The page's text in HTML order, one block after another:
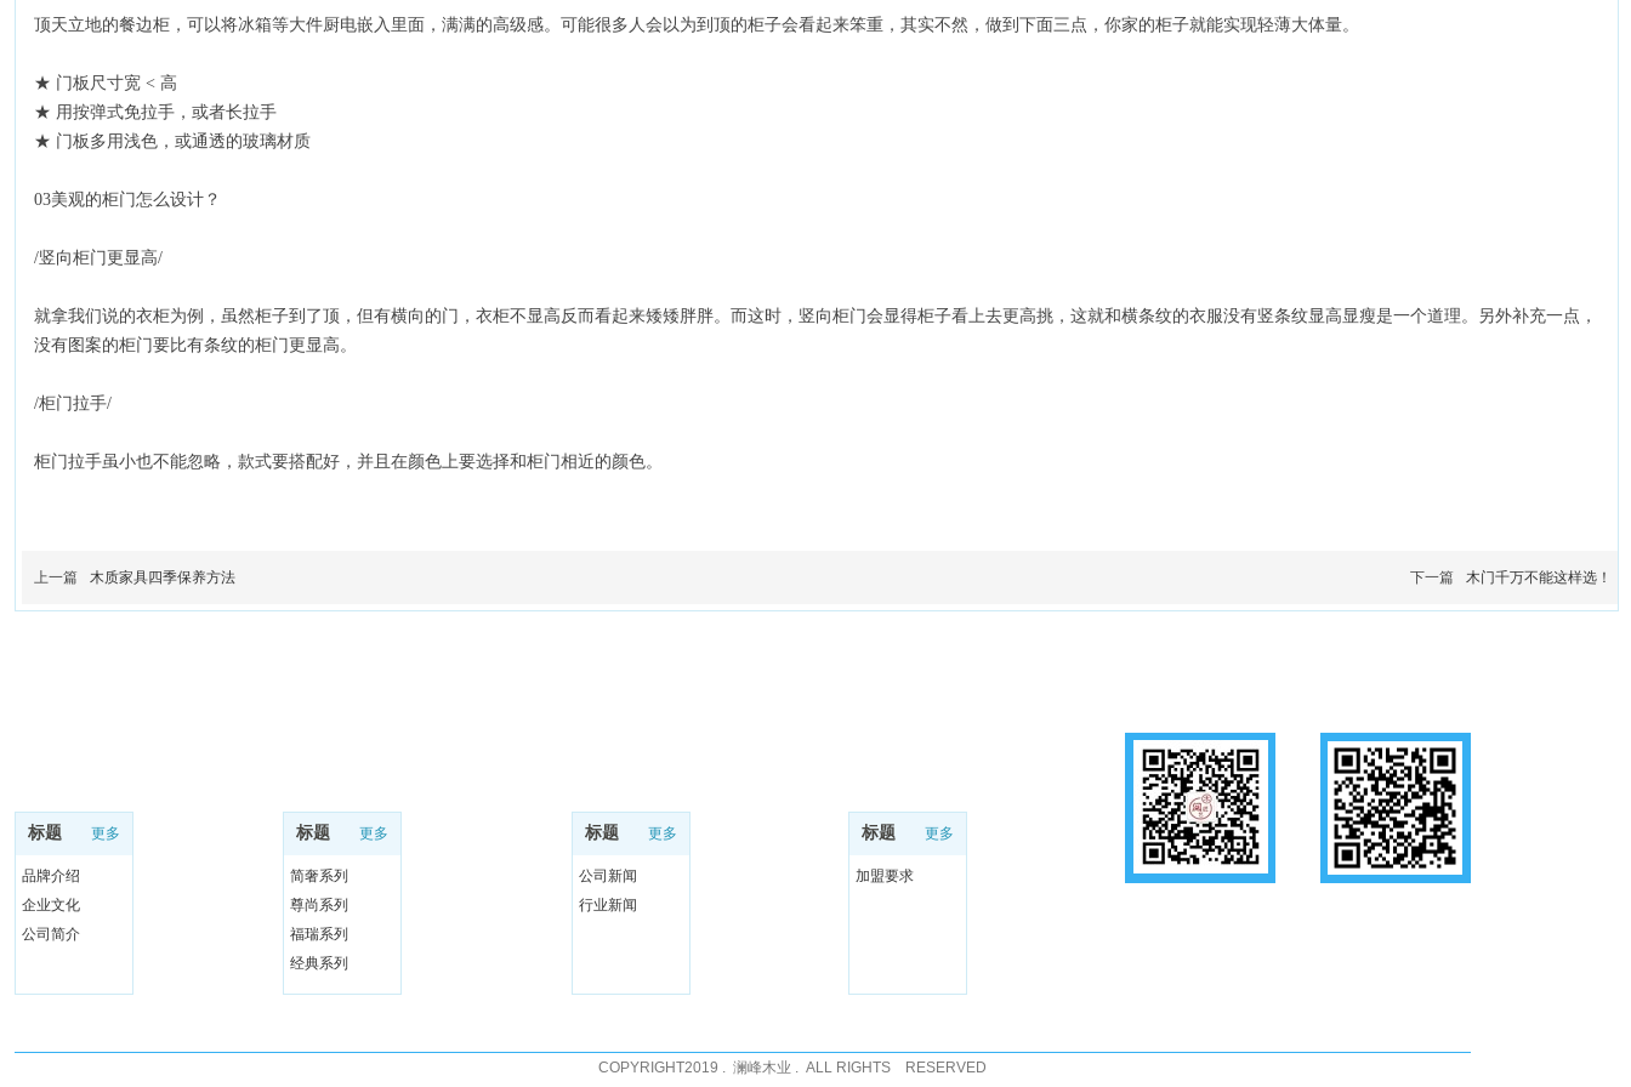
顶天立地的餐边柜，可以将冰箱等大件厨电嵌入里面，满满的高级感。可能很多人会以为到顶的柜子会看起来笨重，其实不然，做到下面三点，你家的柜子就能实现轻薄大体量。
★ 门板尺寸宽 < 高
★ 用按弹式免拉手，或者长拉手
★ 门板多用浅色，或通透的玻璃材质
03美观的柜门怎么设计？
/竖向柜门更显高/
就拿我们说的衣柜为例，虽然柜子到了顶，但有横向的门，衣柜不显高反而看起来矮矮胖胖。而这时，竖向柜门会显得柜子看上去更高挑，这就和横条纹的衣服没有竖条纹显高显瘦是一个道理。另外补充一点，
没有图案的柜门要比有条纹的柜门更显高。
/柜门拉手/
柜门拉手虽小也不能忽略， 款式要搭配好， 并且在颜色上要选择和柜门相近的颜色。
上一篇 木质家具四季保养方法 下一篇 木门千万不能这样选！
标题 更多
品牌介绍
企业文化
公司简介
标题 更多
简奢系列
尊尚系列
福瑞系列
经典系列
标题 更多
公司新闻
行业新闻
标题 更多
加盟要求
COPYRIGHT2019 . 澜峰木业 . ALL RIGHTS RESERVED